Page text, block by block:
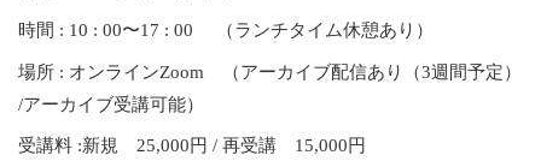
時間 : 10 : 00〜17 : 00 （ランチタイム休憩あり）
場所 : オンラインZoom （アーカイブ配信あり（3週間予定）
/アーカイブ受講可能）
受講料 :新規 25,000円 / 再受講 15,000円